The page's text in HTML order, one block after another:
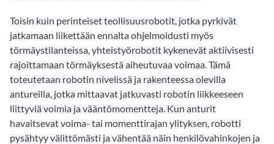
Toisin kuin perinteiset teollisuusrobotit, jotka pyrkivät
jatkamaan liikettään ennalta ohjelmoidusti myös
törmäystilanteissa, yhteistyörobotit kykenevät aktiivisesti
rajoittamaan törmäyksestä aiheutuvaa voimaa. Tämä
toteutetaan robotin nivelissä ja rakenteessa olevilla
antureilla, jotka mittaavat jatkuvasti robotin liikkeeseen
liittyviä voimia ja vääntömomentteja. Kun anturit
havaitsevat voima- tai momenttirajan ylityksen, robotti
pysähtyy välittömästi ja vähentää näin henkilövahinkojen ja